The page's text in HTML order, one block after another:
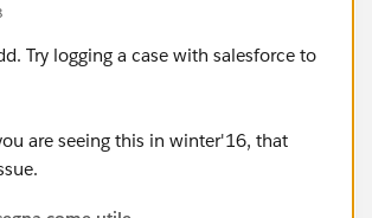
Try logging a case with salesforce to
are seeing this in winter'16, that